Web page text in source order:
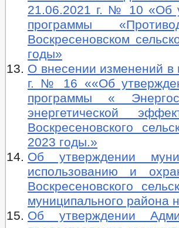
21.06.2021 г. № 10 «Об
программы
Воскресеновском
годы»
О внесении изменений в
г. № 16 ««Об
программы «
энергетической
Воскресеновского
2023 годы.»
Об утверждении
использованию и
Воскресеновского
муниципального района
Об утверждении